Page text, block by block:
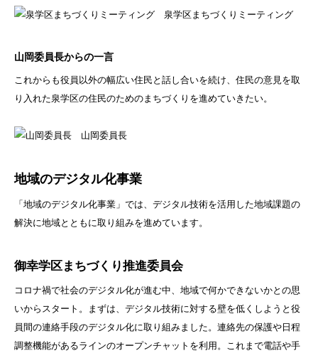
泉学区まちづくりミーティング
山岡委員長からの一言
これからも役員以外の幅広い住民と話し合いを続け、住民の意見を取
り入れた泉学区の住民のためのまちづくりを進めていきたい。
山岡委員長
地域のデジタル化事業
「地域のデジタル化事業」では、デジタル技術を活用した地域課題の
解決に地域とともに取り組みを進めています。
御幸学区まちづくり推進委員会
コロナ禍で社会のデジタル化が進む中、地域で何かできないかとの思
いからスタート。まずは、デジタル技術に対する壁を低くしようと役
員間の連絡手段のデジタル化に取り組みました。連絡先の保護や日程
調整機能があるラインのオープンチャットを利用。これまで電話や手